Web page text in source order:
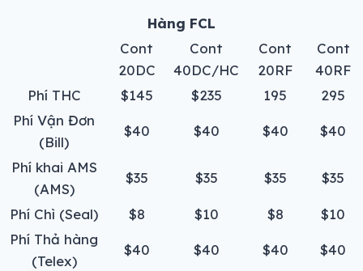
Hàng FCL
Cont
20DC
Cont
40DC/HC
Cont
20RF
Cont
40RF
Phí THC
$145 $235 195
295
Phí Vận Đơn
(Bill)
$40 $40 $40 $40
Phí khai AMS
(AMS)
$35 $35 $35 $35
Phí Chì (Seal) $8 $10 $8
$10
Phí Thả hàng
(Telex)
$40 $40 $40 $40